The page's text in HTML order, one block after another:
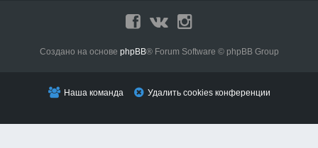
Создано на основе phpBB® Forum Software © phpBB Group
Наша команда Удалить cookies конференции